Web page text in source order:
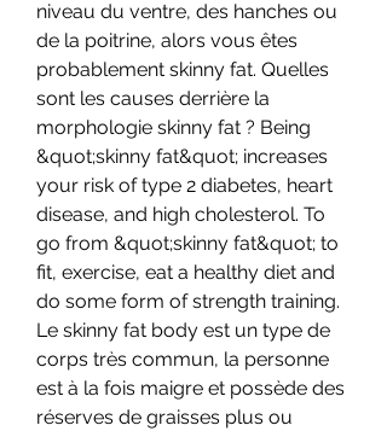
niveau du ventre, des hanches ou
de la poitrine, alors vous êtes
probablement skinny fat. Quelles
sont les causes derrière la
morphologie skinny fat ? Being
&quot;skinny fat&quot; increases
your risk of type 2 diabetes, heart
disease, and high cholesterol. To
go from &quot;skinny fat&quot; to
fit, exercise, eat a healthy diet and
do some form of strength training.
Le skinny fat body est un type de
corps très commun, la personne
est à la fois maigre et possède des
réserves de graisses plus ou